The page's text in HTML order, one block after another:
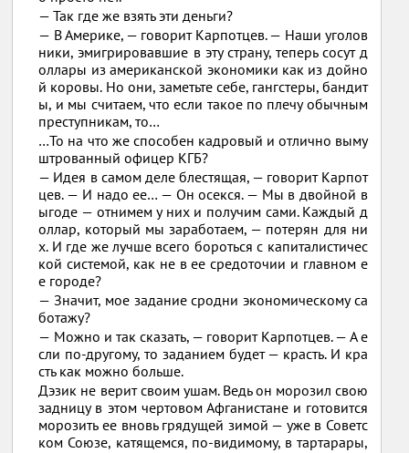
— Так где же взять эти деньги?
— В Америке, — говорит Карпотцев. — Наши уголов
ники, эмигрировавшие в эту страну, теперь сосут д
оллары из американской экономики как из дойно
й коровы. Но они, заметьте себе, гангстеры, бандит
ы, и мы считаем, что если такое по плечу обычным
преступникам, то…
…То на что же способен кадровый и отлично выму
штрованный офицер КГБ?
— Идея в самом деле блестящая, — говорит Карпот
цев. — И надо ее… — Он осекся. — Мы в двойной в
ыгоде — отнимем у них и получим сами. Каждый д
оллар, который мы заработаем, — потерян для ни
х. И где же лучше всего бороться с капиталистичес
кой системой, как не в ее средоточии и главном е
е городе?
— Значит, мое задание сродни экономическому са
ботажу?
— Можно и так сказать, — говорит Карпотцев. — А е
сли по-другому, то заданием будет — красть. И кра
сть как можно больше.
Дэзик не верит своим ушам. Ведь он морозил свою
задницу в этом чертовом Афганистане и готовится
морозить ее вновь грядущей зимой — уже в Советс
ком Союзе, катящемся, по-видимому, в тартарары,